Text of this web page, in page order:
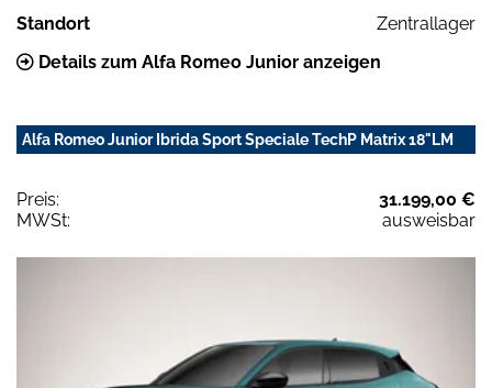
Standort
Zentrallager
Details zum Alfa Romeo Junior anzeigen
Alfa Romeo Junior Ibrida Sport Speciale TechP Matrix 18"LM
Preis:
31.199,00 €
MWSt:
ausweisbar